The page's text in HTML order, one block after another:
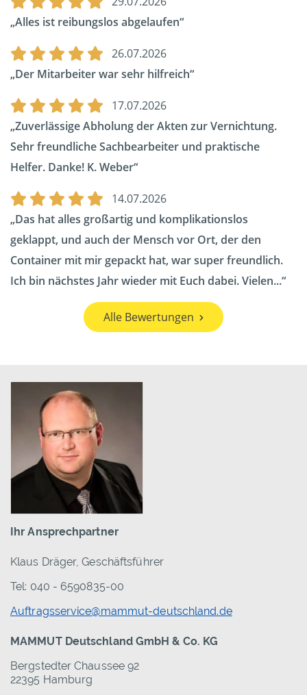
Alles ist reibungslos abgelaufen
26.07.2026
Der Mitarbeiter war sehr hilfreich
17.07.2026
Zuverlässige Abholung der Akten zur Vernichtung.
Sehr freundliche Sachbearbeiter und praktische
Helfer. Danke! K. Weber
14.07.2026
Das hat alles großartig und komplikationslos
geklappt, und auch der Mensch vor Ort, der den
Container mit mir gepackt hat, war super freundlich.
Ich bin nächstes Jahr wieder mit Euch dabei. Vielen...
Alle Bewertungen
Ihr Ansprechpartner
Klaus Dräger, Geschäftsführer
Tel: 040 - 6590835-00
Auftragsservice@mammut-deutschland.de
MAMMUT Deutschland GmbH & Co. KG
Bergstedter Chaussee 92
22395 Hamburg